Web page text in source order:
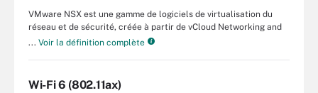
VMware NSX est une gamme de logiciels de virtualisation du
réseau et de sécurité, créée à partir de vCloud Networking and
... Voir la définition complète
Wi-Fi 6 (802.11ax)